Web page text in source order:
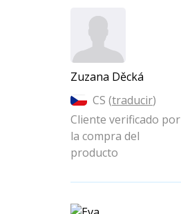
Zuzana Děcká
CS (traducir)
Cliente verificado por
la compra del
producto